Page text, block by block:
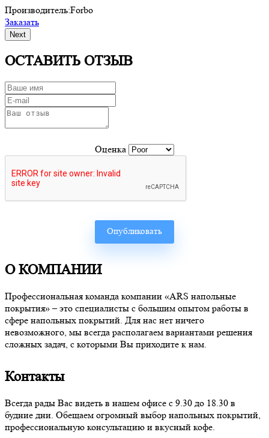
Производитель:Forbo
Заказать
Next
ОСТАВИТЬ ОТЗЫВ
Оценка
О КОМПАНИИ
Профессиональная команда компании «ARS напольные
покрытия» – это специалисты с большим опытом работы в
сфере напольных покрытий. Для нас нет ничего
невозможного, мы всегда располагаем вариантами решения
сложных задач, с которыми Вы приходите к нам.
Контакты
Всегда рады Вас видеть в нашем офисе с 9.30 до 18.30 в
будние дни. Обещаем огромный выбор напольных покрытий,
профессиональную консультацию и вкусный кофе.